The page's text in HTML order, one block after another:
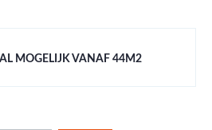
MOGELIJK VANAF 44M2